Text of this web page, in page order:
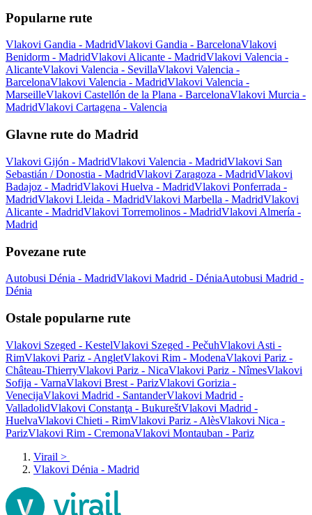
Popularne rute
Vlakovi Gandia - MadridVlakovi Gandia - BarcelonaVlakovi
Benidorm - MadridVlakovi Alicante - MadridVlakovi Valencia -
AlicanteVlakovi Valencia - SevillaVlakovi Valencia -
BarcelonaVlakovi Valencia - MadridVlakovi Valencia -
MarseilleVlakovi Castellón de la Plana - BarcelonaVlakovi Murcia -
MadridVlakovi Cartagena - Valencia
Glavne rute do Madrid
Vlakovi Gijón - MadridVlakovi Valencia - MadridVlakovi San
Sebastián / Donostia - MadridVlakovi Zaragoza - MadridVlakovi
Badajoz - MadridVlakovi Huelva - MadridVlakovi Ponferrada -
MadridVlakovi Lleida - MadridVlakovi Marbella - MadridVlakovi
Alicante - MadridVlakovi Torremolinos - MadridVlakovi Almería -
Madrid
Povezane rute
Autobusi Dénia - MadridVlakovi Madrid - DéniaAutobusi Madrid -
Dénia
Ostale popularne rute
Vlakovi Szeged - KestelVlakovi Szeged - PečuhVlakovi Asti -
RimVlakovi Pariz - AngletVlakovi Rim - ModenaVlakovi Pariz -
Château-ThierryVlakovi Pariz - NicaVlakovi Pariz - NîmesVlakovi
Sofija - VarnaVlakovi Brest - ParizVlakovi Gorizia -
VenecijaVlakovi Madrid - SantanderVlakovi Madrid -
ValladolidVlakovi Constanţa - BukureštVlakovi Madrid -
HuelvaVlakovi Chieti - RimVlakovi Pariz - AlèsVlakovi Nica -
ParizVlakovi Rim - CremonaVlakovi Montauban - Pariz
Virail >
Vlakovi Dénia - Madrid